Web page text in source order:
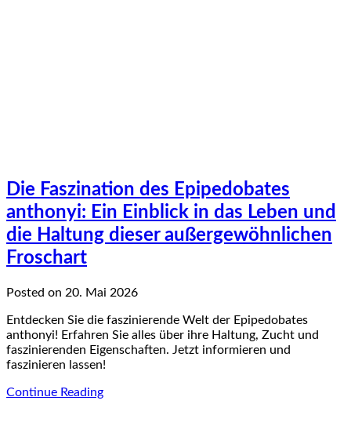
Die Faszination des Epipedobates
anthonyi: Ein Einblick in das Leben und
die Haltung dieser außergewöhnlichen
Froschart
Posted on 20. Mai 2026
Entdecken Sie die faszinierende Welt der Epipedobates
anthonyi! Erfahren Sie alles über ihre Haltung, Zucht und
faszinierenden Eigenschaften. Jetzt informieren und
faszinieren lassen!
Continue Reading